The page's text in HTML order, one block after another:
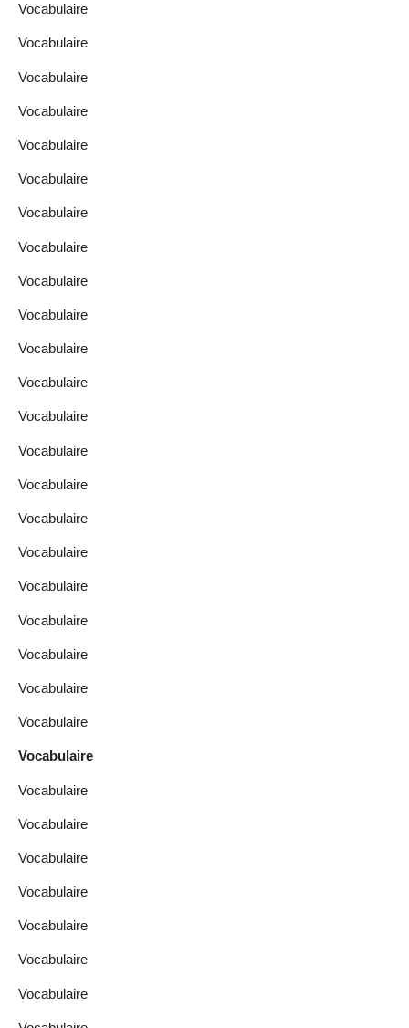
Vocabulaire
Vocabulaire
Vocabulaire
Vocabulaire
Vocabulaire
Vocabulaire
Vocabulaire
Vocabulaire
Vocabulaire
Vocabulaire
Vocabulaire
Vocabulaire
Vocabulaire
Vocabulaire
Vocabulaire
Vocabulaire
Vocabulaire
Vocabulaire
Vocabulaire
Vocabulaire
Vocabulaire
Vocabulaire
Vocabulaire
Vocabulaire
Vocabulaire
Vocabulaire
Vocabulaire
Vocabulaire
Vocabulaire
Vocabulaire